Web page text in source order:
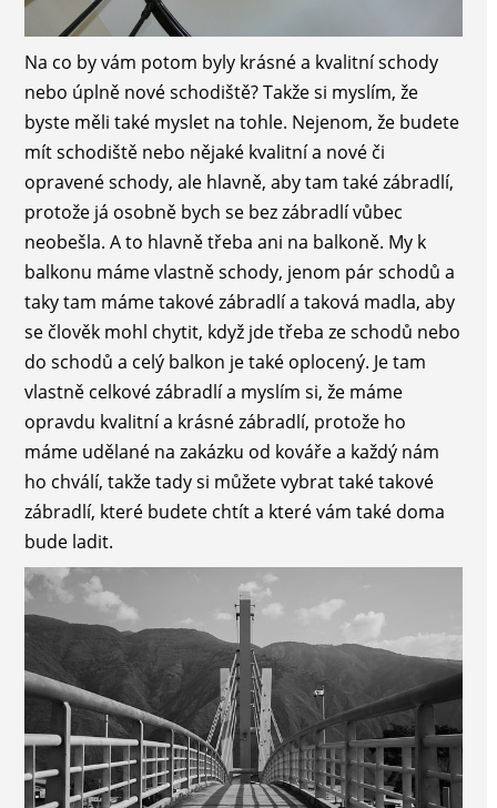
Na co by vám potom byly krásné a kvalitní schody
nebo úplně nové schodiště? Takže si myslím, že
byste měli také myslet na tohle. Nejenom, že budete
mít schodiště nebo nějaké kvalitní a nové či
opravené schody, ale hlavně, aby tam také zábradlí,
protože já osobně bych se bez zábradlí vůbec
neobešla. A to hlavně třeba ani na balkoně. My k
balkonu máme vlastně schody, jenom pár schodů a
taky tam máme takové zábradlí a taková madla, aby
se člověk mohl chytit, když jde třeba ze schodů nebo
do schodů a celý balkon je také oplocený. Je tam
vlastně celkové zábradlí a myslím si, že máme
opravdu kvalitní a krásné zábradlí, protože ho
máme udělané na zakázku od kováře a každý nám
ho chválí, takže tady si můžete vybrat také takové
zábradlí, které budete chtít a které vám také doma
bude ladit.